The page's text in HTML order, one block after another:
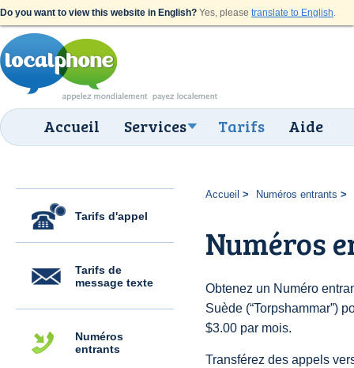
Do you want to view this website in English? Yes, please translate to English.
Accueil Services Tarifs Aide
Tarifs d'appel
Tarifs de
message texte
Numéros
entrants
Accueil Numéros entrants
Numéros
Obtenez un Numéro
Suède (“Torpshammar”)
$3.00 par mois.
Transférez des appels